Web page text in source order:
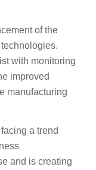
of the
with monitoring
improved
manufacturing
a trend
and is creating